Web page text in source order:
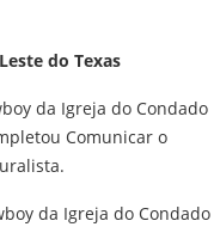
do Texas
da Igreja do Condado
Comunicar o
da Igreja do Condado